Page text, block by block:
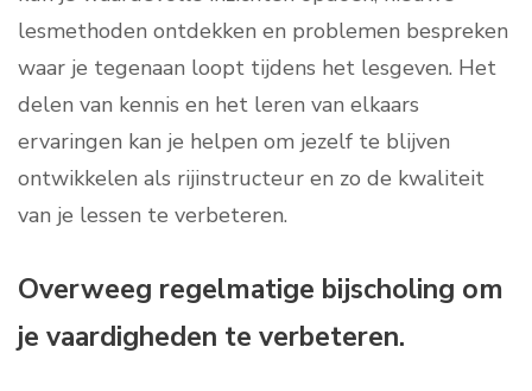
lesmethoden ontdekken en problemen bespreken
waar je tegenaan loopt tijdens het lesgeven. Het
delen van kennis en het leren van elkaars
ervaringen kan je helpen om jezelf te blijven
ontwikkelen als rijinstructeur en zo de kwaliteit
van je lessen te verbeteren.
Overweeg regelmatige bijscholing om
je vaardigheden te verbeteren.